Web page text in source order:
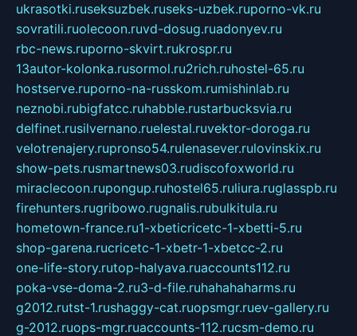
ukrasotki.ruseksuzbek.ruseks-uzbek.ruporno-vk.ru
sovratili.ruolecoon.ruvd-dosug.ruadonyev.ru
rbc-news.ruporno-skvirt.rukrospr.ru
13autor-kolonka.rusormol.ru2rich.ruhostel-65.ru
hostserve.ruporno-na-russkom.rumishinlab.ru
neznobi.rubigfatcc.ruhabble.rustarbucksvia.ru
delfinet.rusilvernano.ruelestal.ruvektor-doroga.ru
velotrenajery.rupronso54.rulenasever.rulovinskix.ru
show-pets.rusmartnews03.rudiscofoxworld.ru
miraclecoon.rupongup.ruhostel65.ruliura.ruglasspb.ru
firehunters.rugribowo.rugnalis.rubulkitula.ru
hometown-france.ru1-xbeticricetc-1-xbetti-5.ru
shop-garena.rucricetc-1-xbetr-1-xbetcc-2.ru
one-life-story.rutop-halyava.ruaccounts112.ru
poka-vse-doma-2.ru3-d-file.ruhahahaharms.ru
g2012.rutst-1.rushaggy-cat.ruopsmgr.ruev-gallery.ru
g-2012.ruops-mgr.ruaccounts-112.rucsm-demo.ru